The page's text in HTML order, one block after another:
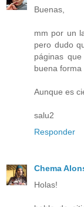
Buenas,
mm por un
pero dudo
páginas
buena forma
Aunque es
salu2
Responder
Chema
Holas!